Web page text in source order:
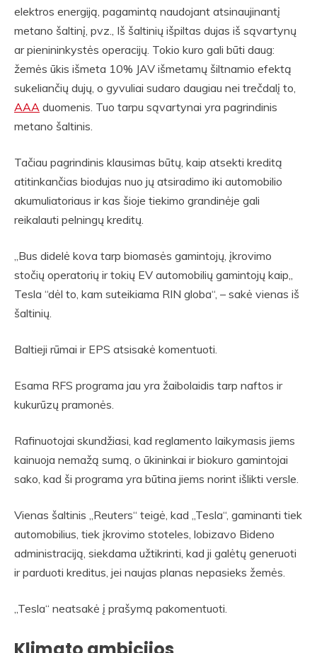
elektros energiją, pagamintą naudojant atsinaujinantį
metano šaltinį, pvz., Iš šaltinių išpiltas dujas iš sąvartynų
ar pienininkystės operacijų. Tokio kuro gali būti daug:
žemės ūkis išmeta 10% JAV išmetamų šiltnamio efektą
sukeliančių dujų, o gyvuliai sudaro daugiau nei trečdalį to,
AAA duomenis. Tuo tarpu sąvartynai yra pagrindinis
metano šaltinis.
Tačiau pagrindinis klausimas būtų, kaip atsekti kreditą
atitinkančias biodujas nuo jų atsiradimo iki automobilio
akumuliatoriaus ir kas šioje tiekimo grandinėje gali
reikalauti pelningų kreditų.
„Bus didelė kova tarp biomasės gamintojų, įkrovimo
stočių operatorių ir tokių EV automobilių gamintojų kaip„
Tesla “dėl to, kam suteikiama RIN globa“, – sakė vienas iš
šaltinių.
Baltieji rūmai ir EPS atsisakė komentuoti.
Esama RFS programa jau yra žaibolaidis tarp naftos ir
kukurūzų pramonės.
Rafinuotojai skundžiasi, kad reglamento laikymasis jiems
kainuoja nemažą sumą, o ūkininkai ir biokuro gamintojai
sako, kad ši programa yra būtina jiems norint išlikti versle.
Vienas šaltinis „Reuters“ teigė, kad „Tesla“, gaminanti tiek
automobilius, tiek įkrovimo stoteles, lobizavo Bideno
administraciją, siekdama užtikrinti, kad ji galėtų generuoti
ir parduoti kreditus, jei naujas planas nepasieks žemės.
„Tesla“ neatsakė į prašymą pakomentuoti.